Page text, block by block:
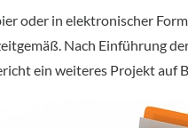
oder in elektronischer
Nach Einführung
ein weiteres Projekt auf